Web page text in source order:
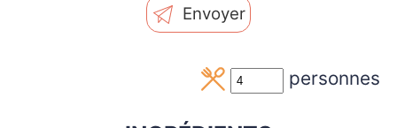
Envoyer
personnes